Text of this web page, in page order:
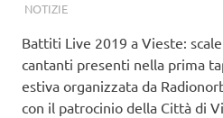
NOTIZIE
Battiti Live 2019 a Vieste:
cantanti presenti nella prima
estiva organizzata da
con il patrocinio della Città di